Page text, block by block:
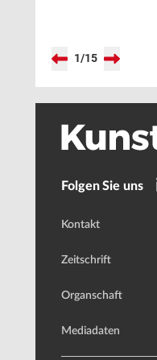
1/15
Folgen Sie uns
Kontakt
Zeitschrift
Organschaft
Mediadaten